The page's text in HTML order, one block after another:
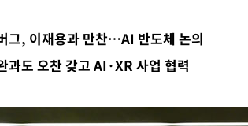
해상서 모터보트 전복…1명 사망·1명 실종
풀 꺾이지만…'낮 최고 35도' 무더위, 열대야 계속[다음
수수색·성접대 논란 사과…쇄신의 기회로 삼겠다"
색·성접대 논란' 축구협회 "실망과 걱정 안겨드려 죄
그, 이재용과 만찬…AI 반도체 논의
과도 오찬 갖고 AI·XR 사업 협력